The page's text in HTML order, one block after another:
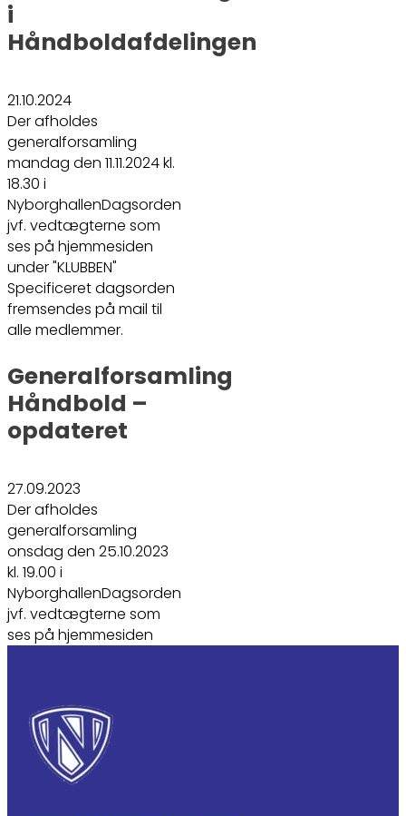
i
Håndboldafdelingen
21.10.2024
Der afholdes
generalforsamling
mandag den 11.11.2024 kl.
18.30 i
NyborghallenDagsorden
jvf. vedtægterne som
ses på hjemmesiden
under "KLUBBEN"
Specificeret dagsorden
fremsendes på mail til
alle medlemmer.
Generalforsamling
Håndbold –
opdateret
27.09.2023
Der afholdes
generalforsamling
onsdag den 25.10.2023
kl. 19.00 i
NyborghallenDagsorden
jvf. vedtægterne som
ses på hjemmesiden